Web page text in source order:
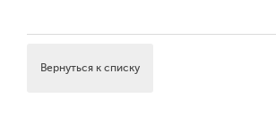
Вернуться к списку